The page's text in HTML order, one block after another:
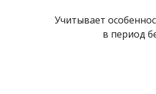
Учитывает
в период